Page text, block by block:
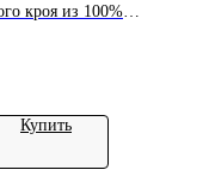
кроя из 100%
Купить